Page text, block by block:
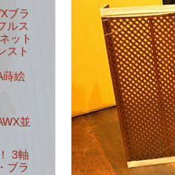
ブラ
ルス
ット
スト
蒔絵
並
3軸
ブラ